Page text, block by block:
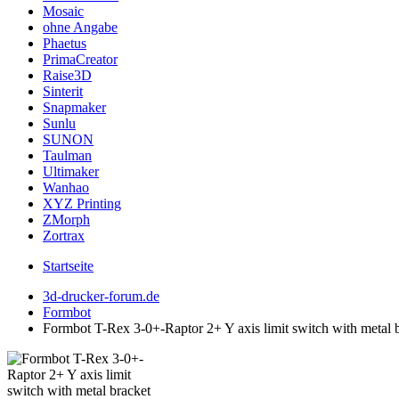
Mosaic
ohne Angabe
Phaetus
PrimaCreator
Raise3D
Sinterit
Snapmaker
Sunlu
SUNON
Taulman
Ultimaker
Wanhao
XYZ Printing
ZMorph
Zortrax
Startseite
3d-drucker-forum.de
Formbot
Formbot T-Rex 3-0+-Raptor 2+ Y axis limit switch with metal